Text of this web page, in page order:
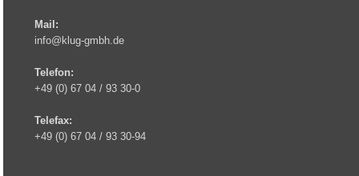
Mail:
info@klug-gmbh.de
Telefon:
+49 (0) 67 04 / 93 30-0
Telefax:
+49 (0) 67 04 / 93 30-94